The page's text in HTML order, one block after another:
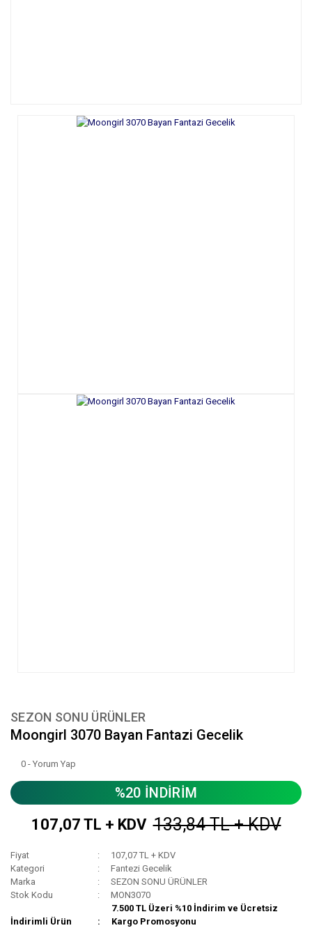
SEZON SONU ÜRÜNLER
Moongirl 3070 Bayan Fantazi Gecelik
0 - Yorum Yap
%20 İNDİRİM
107,07 TL + KDV 133,84 TL + KDV
Fiyat
107,07 TL + KDV
Kategori
Fantezi Gecelik
Marka
SEZON SONU ÜRÜNLER
Stok Kodu
MON3070
İndirimli Ürün
7.500 TL Üzeri %10 İndirim ve Ücretsiz
Kargo Promosyonu